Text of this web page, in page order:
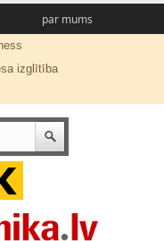
par mums
izglītība